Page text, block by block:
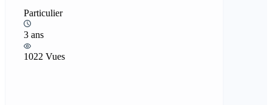
Particulier
3 ans
1022 Vues